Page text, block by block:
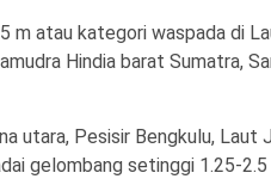
m atau kategori waspada di
Hindia barat Sumatra,
utara, Pesisir Bengkulu, Laut
gelombang setinggi 1.25-2.5